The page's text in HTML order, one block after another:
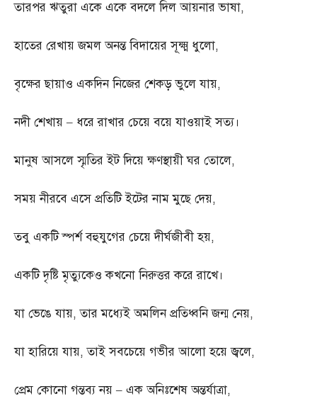
তারপর ঋতুরা একে একে বদলে দিল আয়নার ভাষা,
হাতের রেখায় জমল অনন্ত বিদায়ের সূক্ষ্ম ধুলো,
বৃক্ষের ছায়াও একদিন নিজের শেকড় ভুলে যায়,
নদী শেখায় – ধরে রাখার চেয়ে বয়ে যাওয়াই সত্য।
মানুষ আসলে স্মৃতির ইট দিয়ে ক্ষণস্থায়ী ঘর তোলে,
সময় নীরবে এসে প্রতিটি ইটের নাম মুছে দেয়,
তবু একটি স্পর্শ বহুযুগের চেয়ে দীর্ঘজীবী হয়,
একটি দৃষ্টি মৃত্যুকেও কখনো নিরুত্তর করে রাখে।
যা ভেঙে যায়,তার মধ্যেই অমলিন প্রতিধ্বনি জন্ম নেয়,
যা হারিয়ে যায়,তাই সবচেয়ে গভীর আলো হয়ে জ্বলে,
প্রেম কোনো গন্তব্য নয় – এক অনিঃশেষ অন্তর্যাত্রা,